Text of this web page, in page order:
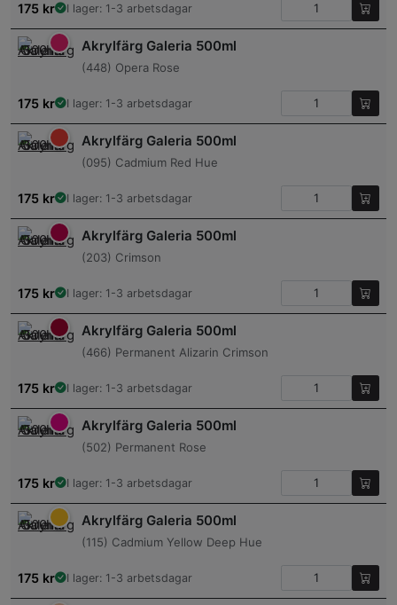
175 kr I lager: 1-3 arbetsdagar
Akrylfärg Galeria 500ml
(448) Opera Rose
175 kr I lager: 1-3 arbetsdagar
Akrylfärg Galeria 500ml
(095) Cadmium Red Hue
175 kr I lager: 1-3 arbetsdagar
Akrylfärg Galeria 500ml
(203) Crimson
175 kr I lager: 1-3 arbetsdagar
Akrylfärg Galeria 500ml
(466) Permanent Alizarin Crimson
175 kr I lager: 1-3 arbetsdagar
Akrylfärg Galeria 500ml
(502) Permanent Rose
175 kr I lager: 1-3 arbetsdagar
Akrylfärg Galeria 500ml
(115) Cadmium Yellow Deep Hue
175 kr I lager: 1-3 arbetsdagar